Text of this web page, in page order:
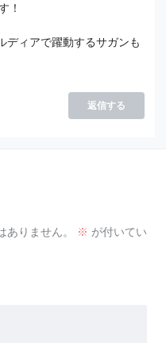
！
ディアで躍動するサガンも
返信する
ありません。 ※ が付いてい